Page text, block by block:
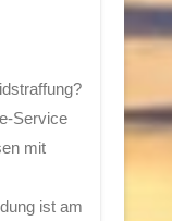
Service
mit
ist am